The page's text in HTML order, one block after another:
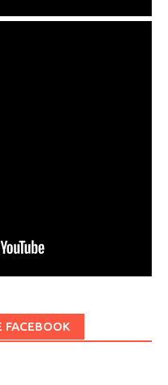
FACEBOOK